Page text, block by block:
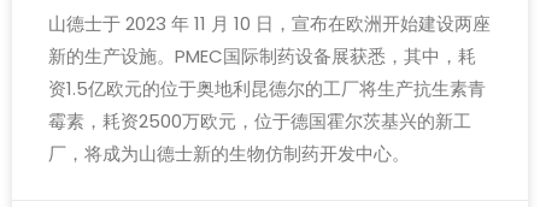
山德士于 2023 年 11 月 10 日，宣布在欧洲开始建设两座
新的生产设施。PMEC国际制药设备展获悉，其中，耗
资1.5亿欧元的位于奥地利昆德尔的工厂将生产抗生素青
霉素，耗资2500万欧元，位于德国霍尔茨基兴的新工
厂，将成为山德士新的生物仿制药开发中心。